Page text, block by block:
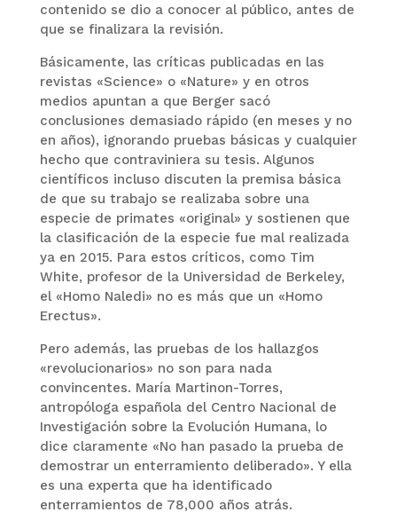
contenido se dio a conocer al público, antes de
que se finalizara la revisión.
Básicamente, las críticas publicadas en las
revistas «Science» o «Nature» y en otros
medios apuntan a que Berger sacó
conclusiones demasiado rápido (en meses y no
en años), ignorando pruebas básicas y cualquier
hecho que contraviniera su tesis. Algunos
científicos incluso discuten la premisa básica
de que su trabajo se realizaba sobre una
especie de primates «original» y sostienen que
la clasificación de la especie fue mal realizada
ya en 2015. Para estos críticos, como Tim
White, profesor de la Universidad de Berkeley,
el «Homo Naledi» no es más que un «Homo
Erectus».
Pero además, las pruebas de los hallazgos
«revolucionarios» no son para nada
convincentes. María Martinon-Torres,
antropóloga española del Centro Nacional de
Investigación sobre la Evolución Humana, lo
dice claramente «No han pasado la prueba de
demostrar un enterramiento deliberado». Y ella
es una experta que ha identificado
enterramientos de 78,000 años atrás.